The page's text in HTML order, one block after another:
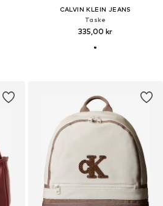
CALVIN KLEIN JEANS
Taske
335,00 kr